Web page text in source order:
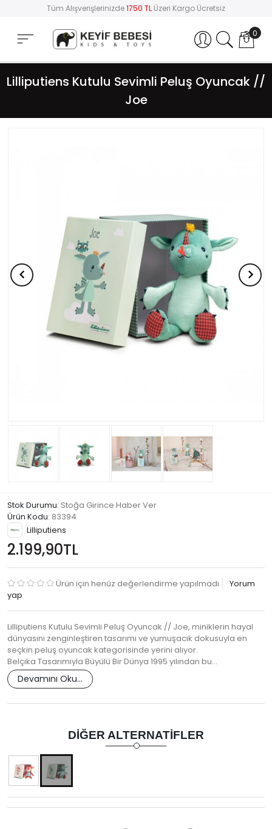
Tüm Alışverişlerinizde1750 TL Üzeri Kargo Ücretsiz
Hesabım 0
Lilliputiens Kutulu Sevimli Peluş Oyuncak //
Joe
Stok Durumu: Stoğa Girince Haber Ver
Ürün Kodu: 83394
Lilliputiens
2.199,90TL
Ürün için henüz değerlendirme yapılmadı
Yorum
yap
Lilliputiens Kutulu Sevimli Peluş Oyuncak // Joe, miniklerin hayal
dünyasını zenginleştiren tasarımı ve yumuşacık dokusuyla en
seçkin peluş oyuncak kategorisinde yerini alıyor.
Belçika Tasarımıyla Büyülü Bir Dünya 1995 yılından bu…
Devamını Oku...
DIĞER ALTERNATIFLER